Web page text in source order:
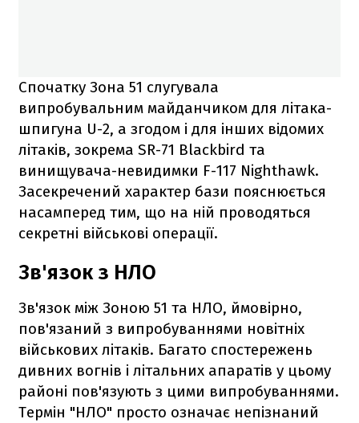
Спочатку Зона 51 слугувала
випробувальним майданчиком для літака-
шпигуна U-2, а згодом і для інших відомих
літаків, зокрема SR-71 Blackbird та
винищувача-невидимки F-117 Nighthawk.
Засекречений характер бази пояснюється
насамперед тим, що на ній проводяться
секретні військові операції.
Зв'язок з НЛО
Зв'язок між Зоною 51 та НЛО, ймовірно,
пов'язаний з випробуваннями новітніх
військових літаків. Багато спостережень
дивних вогнів і літальних апаратів у цьому
районі пов'язують з цими випробуваннями.
Термін "НЛО" просто означає непізнаний